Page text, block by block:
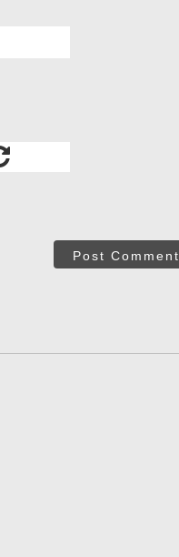
Post Comment